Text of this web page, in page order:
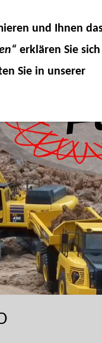
und Ihnen
erklären Sie
Sie in unserer